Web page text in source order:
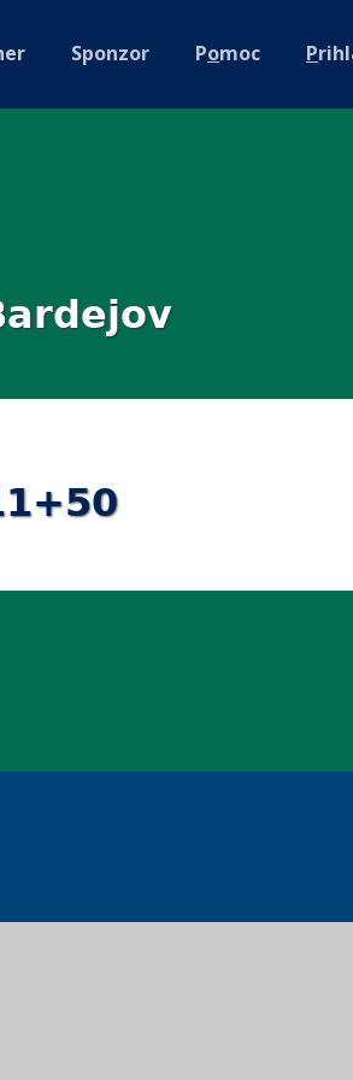
Sponzor Pomoc P